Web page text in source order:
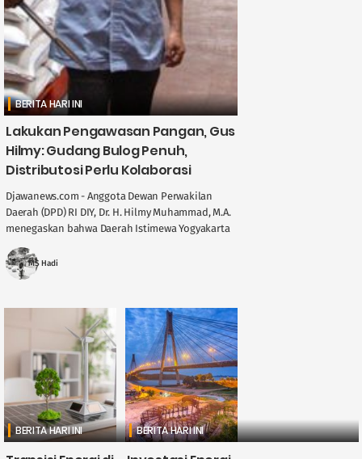
BERITA HARI INI
Lakukan Pengawasan Pangan, Gus
Hilmy: Gudang Bulog Penuh,
Distributosi Perlu Kolaborasi
Djawanews.com - Anggota Dewan Perwakilan
Daerah (DPD) RI DIY, Dr. H. Hilmy Muhammad, M.A.
menegaskan bahwa Daerah Istimewa Yogyakarta
stabilitas ....
MS Hadi
BERITA HARI INI BERITA HARI INI